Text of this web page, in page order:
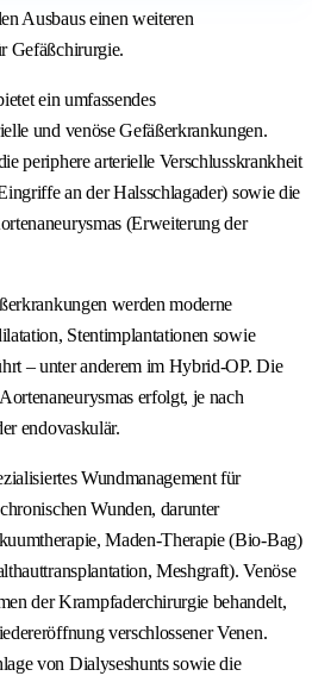
Ausbaus einen weiteren
Gefäßchirurgie.
ein umfassendes
und venöse Gefäßerkrankungen.
periphere arterielle Verschlusskrankheit
an der Halsschlagader) sowie die
(Erweiterung der
werden moderne
Stentimplantationen sowie
– unter anderem im Hybrid-OP. Die
erfolgt, je nach
endovaskulär.
Wundmanagement für
Wunden, darunter
Maden-Therapie (Bio-Bag)
Meshgraft). Venöse
der Krampfaderchirurgie behandelt,
verschlossener Venen.
von Dialyseshunts sowie die